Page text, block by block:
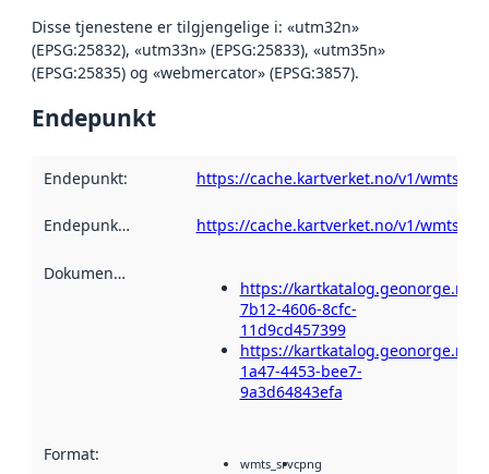
Disse tjenestene er tilgjengelige i: «utm32n»
(EPSG:25832), «utm33n» (EPSG:25833), «utm35n»
(EPSG:25835) og «webmercator» (EPSG:3857).
Endepunkt
Endepunkt: https://cache.kartverket.no/v1/wmts/
Endepunktbeskrivelse :
https://cache.kartverket.no/v1/wmts/
Dokumentasjon
https://kartkatalog.geonorge.no/
7b12-4606-8cfc-
11d9cd457399
https://kartkatalog.geonorge.no/
1a47-4453-bee7-
9a3d64843efa
Format: wmts_srvcpng